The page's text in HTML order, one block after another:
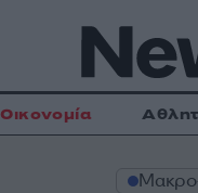
Οικονομία